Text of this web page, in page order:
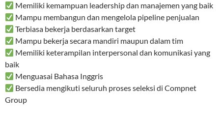
Memiliki kemampuan leadership dan manajemen yang baik
Mampu membangun dan mengelola pipeline penjualan
Terbiasa bekerja berdasarkan target
Mampu bekerja secara mandiri maupun dalam tim
Memiliki keterampilan interpersonal dan komunikasi yang
baik
Menguasai Bahasa Inggris
Bersedia mengikuti seluruh proses seleksi di Compnet
Group